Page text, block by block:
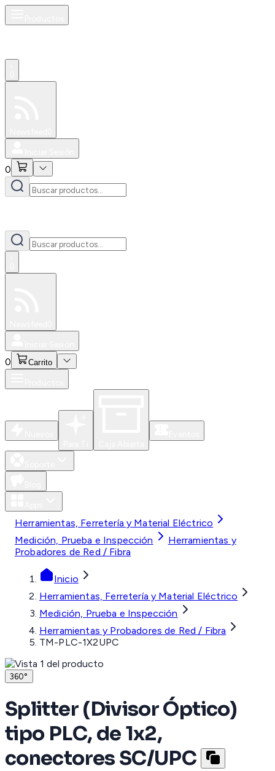
0
0 Carrito
Herramientas, Ferretería y Material Eléctrico
Medición, Prueba e Inspección
Herramientas y
Probadores de Red / Fibra
Inicio
Herramientas, Ferretería y Material Eléctrico
Medición, Prueba e Inspección
Herramientas y Probadores de Red / Fibra
TM-PLC-1X2UPC
360°
Splitter (Divisor Óptico)
tipo PLC, de 1x2,
conectores SC/UPC